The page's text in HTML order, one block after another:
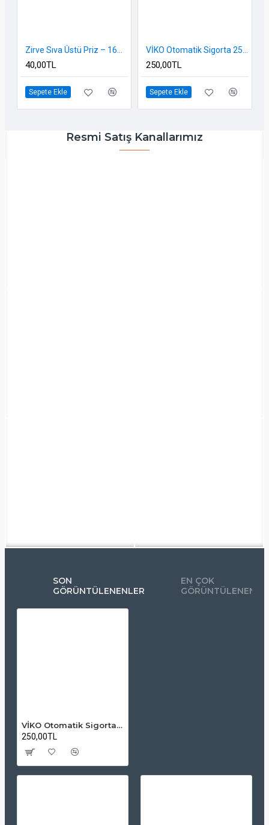
40,00TL
Sepete Ekle
250,00TL
Sepete Ekle
Resmi Satış Kanallarımız
SON
GÖRÜNTÜLENENLER
EN ÇOK
VİKO Otomatik Sigorta 25A – C Karakteristik, 6000A, Tek Kutuplu (1P)
250,00TL